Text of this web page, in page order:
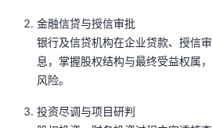
子
直
播
的
活
动
我
的
关
金融信贷与授信审批
银行及信贷机构在企业贷款、授信
息，掌握股权结构与最终受益权属
风险。
投资尽调与项目研判